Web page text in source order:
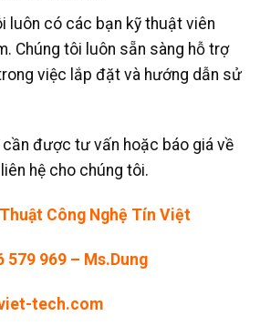
luôn có các bạn kỹ thuật viên
Chúng tôi luôn sẵn sàng hỗ trợ
việc lắp đặt và hướng dẫn sử
cần được tư vấn hoặc báo giá về
hệ cho chúng tôi.
Công Nghệ Tín Việt
969 – Ms.Dung
tech.com